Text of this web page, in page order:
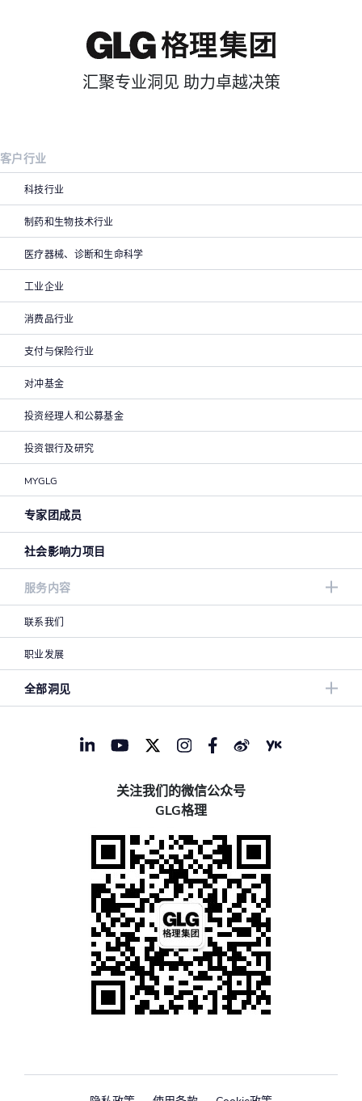
汇聚专业洞见 助力卓越决策
客户行业
科技行业
制药和生物技术行业
医疗器械、诊断和生命科学
工业企业
消费品行业
支付与保险行业
对冲基金
投资经理人和公募基金
投资银行及研究
MYGLG
专家团成员
社会影响力项目
服务内容
联系我们
职业发展
全部洞见
关注我们的微信公众号
GLG格理